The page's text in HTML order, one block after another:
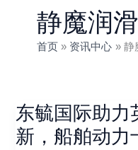
静魔润
首页 资讯中心 静
东毓国际助力
新，船舶动力
东
毓
国